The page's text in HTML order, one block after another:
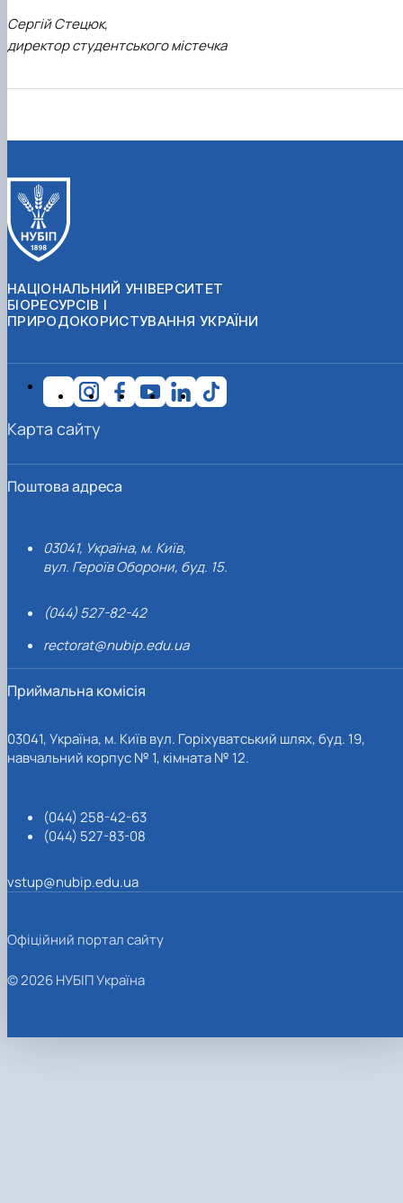
Сергій Стецюк,
директор студентського містечка
НАЦІОНАЛЬНИЙ УНІВЕРСИТЕТ
БІОРЕСУРСІВ І
ПРИРОДОКОРИСТУВАННЯ УКРАЇНИ
Поштова адреса
03041, Україна, м. Київ,
вул. Героїв Оборони, буд. 15.
(044) 527-82-42
rectorat@nubip.edu.ua
Приймальна комісія
03041, Україна, м. Київ вул. Горіхуватський шлях, буд. 19,
навчальний корпус № 1, кімната № 12.
(044) 258-42-63
(044) 527-83-08
vstup@nubip.edu.ua
Карта сайту
Офіційний портал сайту
© 2026 НУБІП Україна